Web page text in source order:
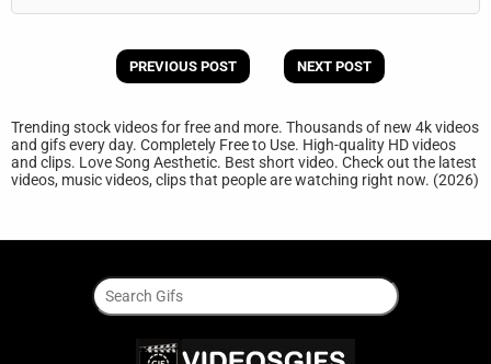
PREVIOUS POST NEXT POST
Trending stock videos for free and more. Thousands of new 4k videos
and gifs every day. Completely Free to Use. High-quality HD videos
and clips. Love Song Aesthetic. Best short video. Check out the latest
videos, music videos, clips that people are watching right now. (2026)